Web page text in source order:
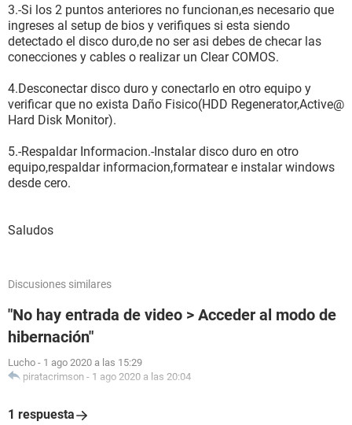
3.-Si los 2 puntos anteriores no funcionan,es necesario que
ingreses al setup de bios y verifiques si esta siendo
detectado el disco duro,de no ser asi debes de checar las
conecciones y cables o realizar un Clear COMOS.
4.Desconectar disco duro y conectarlo en otro equipo y
verificar que no exista Daño Fisico(HDD Regenerator,Active@
Hard Disk Monitor).
5.-Respaldar Informacion.-Instalar disco duro en otro
equipo,respaldar informacion,formatear e instalar windows
desde cero.
Saludos
Discusiones similares
"No hay entrada de video > Acceder al modo de
hibernación"
Lucho - 1 ago 2020 a las 15:29
piratacrimson - 1 ago 2020 a las 20:04
1 respuesta